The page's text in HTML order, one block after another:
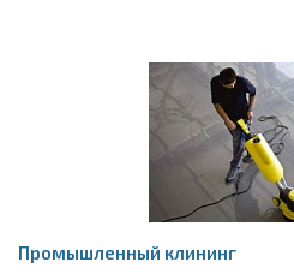
Промышленный клининг